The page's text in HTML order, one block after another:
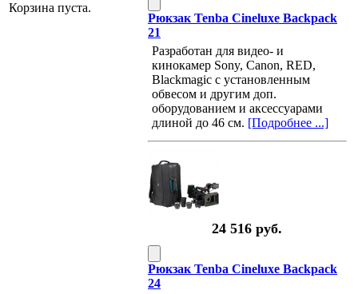
Корзина пуста.
Рюкзак Tenba Cineluxe Backpack
21
Разработан для видео- и
кинокамер Sony, Canon, RED,
Blackmagic с установленным
обвесом и другим доп.
оборудованием и аксессуарами
длиной до 46 см. [Подробнее ...]
24 516 руб.
Рюкзак Tenba Cineluxe Backpack
24